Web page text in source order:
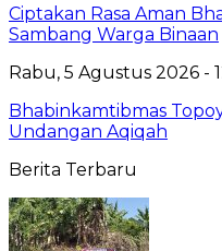
Ciptakan Rasa Aman
Sambang Warga Binaan
Rabu, 5 Agustus 2026 -
Bhabinkamtibmas
Undangan Aqiqah
Berita Terbaru